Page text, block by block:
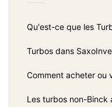
Qu'est-ce que les
Turbos dans
Comment acheter ou
Les turbos non-